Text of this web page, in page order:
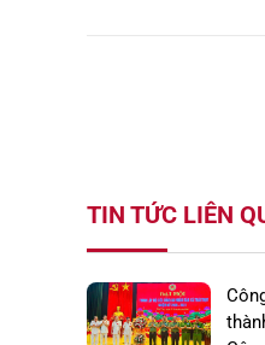
TIN TỨC LIÊN